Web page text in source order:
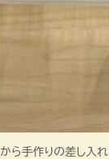
ら手作りの差し入れ